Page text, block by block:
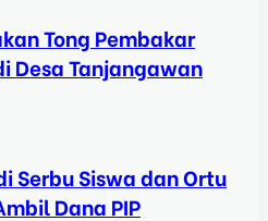
Tong Pembakar
Desa Tanjangawan
Serbu Siswa dan Ortu
Dana PIP